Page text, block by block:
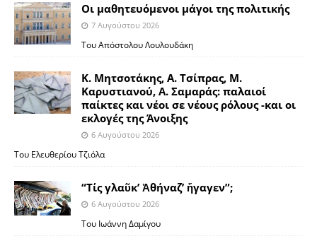
Οι μαθητευόμενοι μάγοι της πολιτικής
7 Αυγούστου 2026
Του Απόστολου Λουλουδάκη
Κ. Μητσοτάκης, Α. Τσίπρας, Μ.
Καρυστιανού, Α. Σαμαράς: παλαιοί
παίκτες και νέοι σε νέους ρόλους -και οι
εκλογές της Άνοιξης
6 Αυγούστου 2026
Του Ελευθερίου Τζιόλα
“Τίς γλαῦκ’ Ἀθήναζ’ ἤγαγεν”;
6 Αυγούστου 2026
Του Ιωάννη Δαμίγου